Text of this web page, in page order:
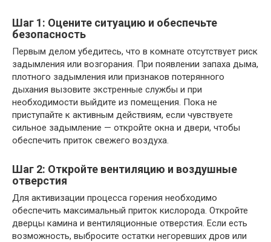
Шаг 1: Оцените ситуацию и обеспечьте
безопасность
Первым делом убедитесь, что в комнате отсутствует риск
задымления или возгорания. При появлении запаха дыма,
плотного задымления или признаков потерянного
дыхания вызовите экстренные службы и при
необходимости выйдите из помещения. Пока не
приступайте к активным действиям, если чувствуете
сильное задымление — откройте окна и двери, чтобы
обеспечить приток свежего воздуха.
Шаг 2: Откройте вентиляцию и воздушные
отверстия
Для активизации процесса горения необходимо
обеспечить максимальный приток кислорода. Откройте
дверцы камина и вентиляционные отверстия. Если есть
возможность, выбросите остатки негоревших дров или